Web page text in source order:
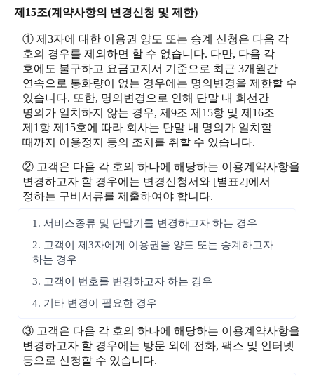
제15조(계약사항의 변경신청 및 제한)
① 제3자에 대한 이용권 양도 또는 승계 신청은 다음 각
호의 경우를 제외하면 할 수 없습니다. 다만, 다음 각
호에도 불구하고 요금고지서 기준으로 최근 3개월간
연속으로 통화량이 없는 경우에는 명의변경을 제한할 수
있습니다. 또한, 명의변경으로 인해 단말 내 회선간
명의가 일치하지 않는 경우, 제9조 제15항 및 제16조
제1항 제15호에 따라 회사는 단말 내 명의가 일치할
때까지 이용정지 등의 조치를 취할 수 있습니다.
② 고객은 다음 각 호의 하나에 해당하는 이용계약사항을
변경하고자 할 경우에는 변경신청서와 [별표2]에서
정하는 구비서류를 제출하여야 합니다.
1. 서비스종류 및 단말기를 변경하고자 하는 경우
2. 고객이 제3자에게 이용권을 양도 또는 승계하고자
하는 경우
3. 고객이 번호를 변경하고자 하는 경우
4. 기타 변경이 필요한 경우
③ 고객은 다음 각 호의 하나에 해당하는 이용계약사항을
변경하고자 할 경우에는 방문 외에 전화, 팩스 및 인터넷
등으로 신청할 수 있습니다.